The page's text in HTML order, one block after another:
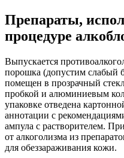
Препараты,
процедуре
Выпускается
порошка (допустим слабый
помещен в прозрачный
пробкой и алюминиевым
упаковке отведена
аннотации с
ампула с растворителем.
от алкоголизма из
для обеззараживания кожи.